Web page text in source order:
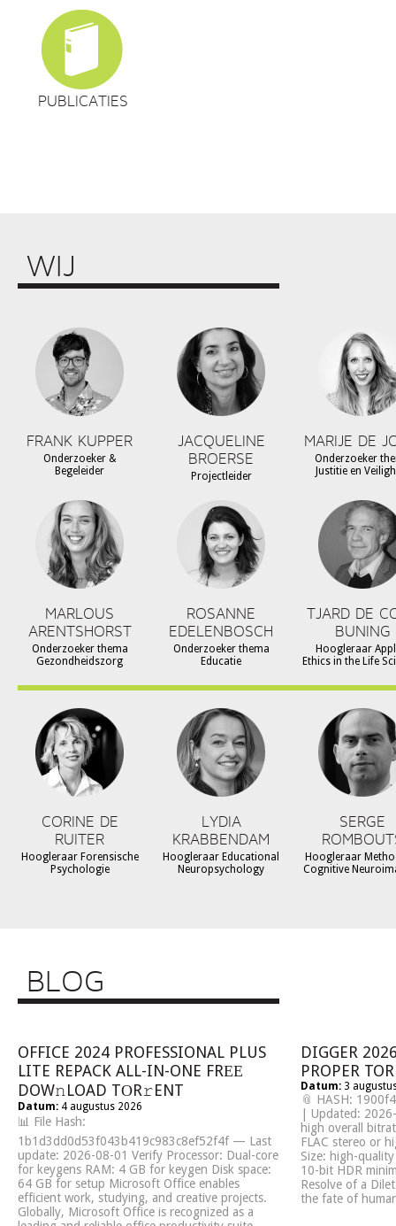
PUBLICATIES
WIJ
FRANK KUPPER
Onderzoeker &
Begeleider
JACQUELINE
BROERSE
Projectleider
MARIJE DE
Onderzoeker
Justitie en
MARLOUS
ARENTSHORST
Onderzoeker thema
Gezondheidszorg
ROSANNE
EDELENBOSCH
Onderzoeker thema
Educatie
TJARD DE
BUNING
Hoogleraar
Ethics in the Life
CORINE DE
RUITER
Hoogleraar Forensische
Psychologie
LYDIA
KRABBENDAM
Hoogleraar Educational
Neuropsychology
SERGE
Hoogleraar
Cognitive
BLOG
OFFICE 2024 PROFESSIONAL PLUS
LITE REPACK ALL-IN-ONE FRЕЕ
DOW𝚗LOAD TОR𝚛ENT
Datum: 4 augustus 2026
📊 File Hash:
1b1d3dd0d53f043b419c983c8ef52f4f — Last
update: 2026-08-01 Verify Processor: Dual-core
for keygens RAM: 4 GB for keygen Disk space:
64 GB for setup Microsoft Office enables
efficient work, studying, and creative projects.
Globally, Microsoft Office is recognized as a
DIGGER
PROPER
Datum: 3
📎 HASH:
| Updated:
high overall
FLAC stereo or
Size: high-
10-bit HDR
Resolve of a
the fate of